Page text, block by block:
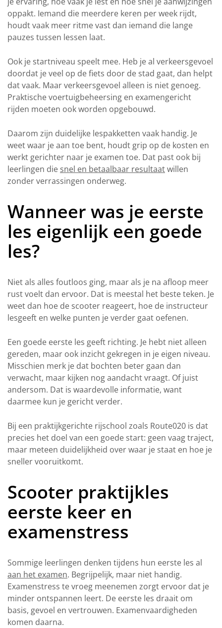
oppakt. Iemand die meerdere keren per week rijdt,
houdt vaak meer ritme vast dan iemand die lange
pauzes tussen lessen laat.
Ook je startniveau speelt mee. Heb je al verkeersgevoel
doordat je veel op de fiets door de stad gaat, dan helpt
dat vaak. Maar verkeersgevoel alleen is niet genoeg.
Praktische voertuigbeheersing en examengericht
rijden moeten ook worden opgebouwd.
Daarom zijn duidelijke lespakketten vaak handig. Je
weet waar je aan toe bent, houdt grip op de kosten en
werkt gerichter naar je examen toe. Dat past ook bij
leerlingen die snel en betaalbaar resultaatwillen
zonder verrassingen onderweg.
Wanneer was je eerste
les eigenlijk een goede
les?
Niet als alles foutloos ging, maar als je na afloop meer
rust voelt dan ervoor. Dat is meestal het beste teken. Je
weet dan hoe de scooter reageert, hoe de instructeur
lesgeeft en welke punten je verder gaat oefenen.
Een goede eerste les geeft richting. Je hebt niet alleen
gereden, maar ook inzicht gekregen in je eigen niveau.
Misschien merk je dat bochten beter gaan dan
verwacht, maar kijken nog aandacht vraagt. Of juist
andersom. Dat is waardevolle informatie, want
daarmee kun je gericht verder.
Bij een praktijkgerichte rijschool zoals Route020 is dat
precies het doel van een goede start: geen vaag traject,
maar meteen duidelijkheid over waar je staat en hoe je
sneller vooruitkomt.
Scooter praktijkles
eerste keer en
examenstress
Sommige leerlingen denken tijdens hun eerste les al
aan het examen. Begrijpelijk, maar niet handig.
Examenstress te vroeg meenemen zorgt ervoor dat je
minder ontspannen leert. De eerste les draait om
basis, gevoel en vertrouwen. Examenvaardigheden
komen daarna.